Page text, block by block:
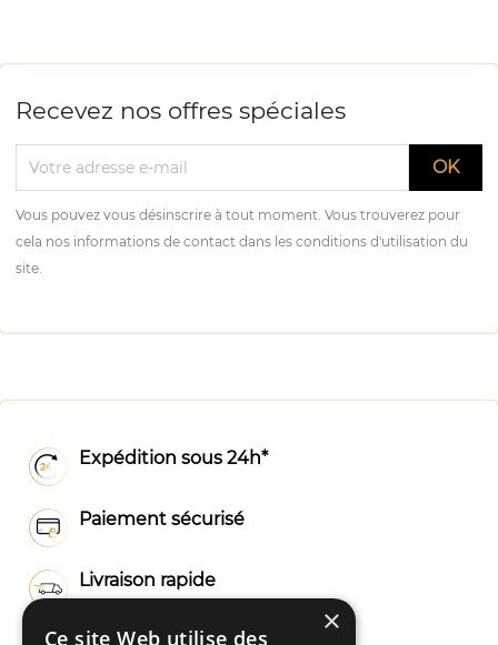
Recevez nos offres spéciales
Vous pouvez vous désinscrire à tout moment. Vous trouverez pour
cela nos informations de contact dans les conditions d'utilisation du
site.
Expédition sous 24h*
Paiement sécurisé
Livraison rapide
×
Ce site Web utilise des